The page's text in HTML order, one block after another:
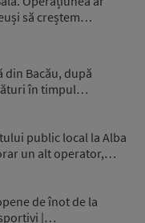
să creștem…
din Bacău, după
în timpul…
public local la Alba
un alt operator,…
de înot de la
sportivi |…